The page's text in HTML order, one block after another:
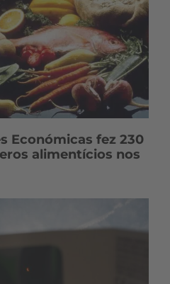
Económicas fez 230
alimentícios nos